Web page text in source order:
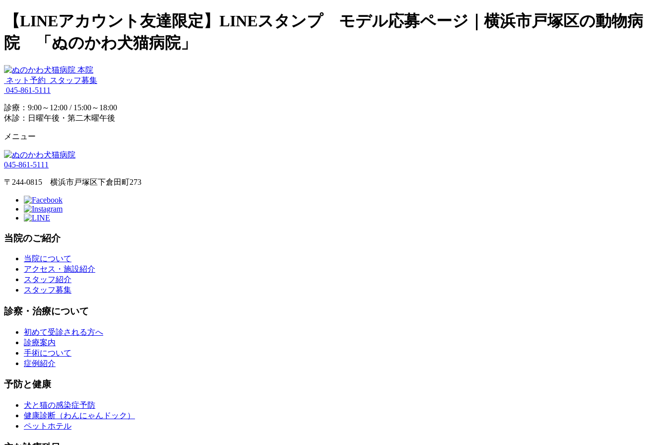
【LINEアカウント友達限定】LINEスタンプ モデル応募ページ｜横浜市戸塚区の動物病
院 「ぬのかわ犬猫病院」
ネット予約
スタッフ募集
045-861-5111
診療：9:00～12:00 / 15:00～18:00
休診：日曜午後・第二木曜午後
メニュー
045-861-5111
〒244-0815 横浜市戸塚区下倉田町273
当院のご紹介
当院について
アクセス・施設紹介
スタッフ紹介
スタッフ募集
診察・治療について
初めて受診される方へ
診療案内
手術について
症例紹介
予防と健康
犬と猫の感染症予防
健康診断（わんにゃんドック）
ペットホテル